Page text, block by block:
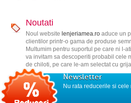
Noutati
Noul website lenjeriamea.roaduce un
clientilor printr-o gama de produse
Multumim pentru suportul pe care ni l-
va invitam sa descoperiti probabil cele
de chiloti, pe care le-am selectat cu
Newsletter
Nu rata reducerile si